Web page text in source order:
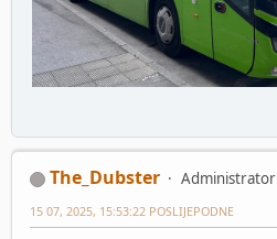
The_Dubster
Administrator
15 07, 2025, 15:53:22 POSLIJEPODNE